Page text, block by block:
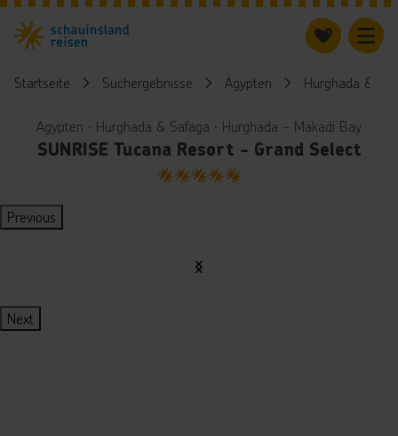
Startseite Suchergebnisse Ägypten Hurghada &
Ägypten ∙ Hurghada & Safaga ∙ Hurghada - Makadi Bay
SUNRISE Tucana Resort - Grand Select
5
Previous
Next